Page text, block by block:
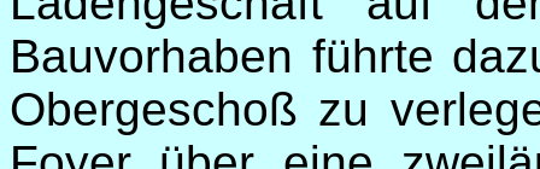
Bauvorhaben führte
Obergeschoß zu